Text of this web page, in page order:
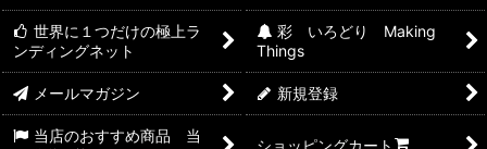
世界に１つだけの極上ラ
ンディングネット
彩 いろどり Making
Things
メールマガジン 新規登録
当店のおすすめ商品 当
ショッピングカート